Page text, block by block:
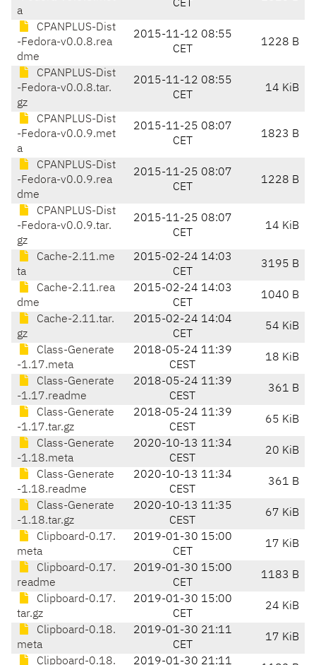
a
CET
CPANPLUS-Dist
-Fedora-v0.0.8.rea
dme
2015-11-12 08:55
CET
1228 B
CPANPLUS-Dist
-Fedora-v0.0.8.tar.
gz
2015-11-12 08:55
CET
14 KiB
CPANPLUS-Dist
-Fedora-v0.0.9.met
a
2015-11-25 08:07
CET
1823 B
CPANPLUS-Dist
-Fedora-v0.0.9.rea
dme
2015-11-25 08:07
CET
1228 B
CPANPLUS-Dist
-Fedora-v0.0.9.tar.
gz
2015-11-25 08:07
CET
14 KiB
Cache-2.11.me
ta
2015-02-24 14:03
CET
3195 B
Cache-2.11.rea
dme
2015-02-24 14:03
CET
1040 B
Cache-2.11.tar.
gz
2015-02-24 14:04
CET
54 KiB
Class-Generate
-1.17.meta
2018-05-24 11:39
CEST
18 KiB
Class-Generate
-1.17.readme
2018-05-24 11:39
CEST
361 B
Class-Generate
-1.17.tar.gz
2018-05-24 11:39
CEST
65 KiB
Class-Generate
-1.18.meta
2020-10-13 11:34
CEST
20 KiB
Class-Generate
-1.18.readme
2020-10-13 11:34
CEST
361 B
Class-Generate
-1.18.tar.gz
2020-10-13 11:35
CEST
67 KiB
Clipboard-0.17.
meta
2019-01-30 15:00
CET
17 KiB
Clipboard-0.17.
readme
2019-01-30 15:00
CET
1183 B
Clipboard-0.17.
tar.gz
2019-01-30 15:00
CET
24 KiB
Clipboard-0.18.
meta
2019-01-30 21:11
CET
17 KiB
Clipboard-0.18. 2019-01-30 21:11